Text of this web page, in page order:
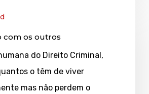
com os outros
do Direito Criminal,
o têm de viver
mas não perdem o